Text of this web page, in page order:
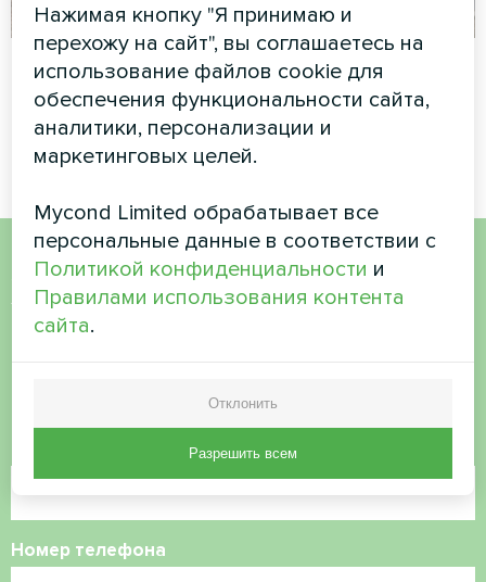
Теплица
Тепловой насос Mycond Hevi
MHS N18 HH
Завод
Модульный тепловой насос
серии MCU
Хотите купить или у вас
есть вопросы?
Свяжитесь с нами, и мы поможем вам
Номер телефона
Нажимая кнопку "Я принимаю и
перехожу на сайт", вы соглашаетесь на
использование файлов cookie для
обеспечения функциональности сайта,
аналитики, персонализации и
маркетинговых целей.
Mycond Limited обрабатывает все
персональные данные в соответствии с
Политикой конфиденциальности и
Правилами использования контента
сайта.
Отклонить
Разрешить всем